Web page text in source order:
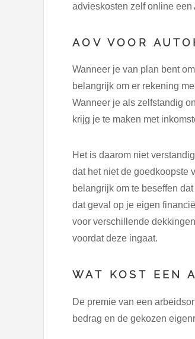
advieskosten zelf online een
AOV VOOR
Wanneer je van plan bent
belangrijk om er rekening
Wanneer je als zelfstandig
krijg je te maken met
Het is daarom niet
dat het niet de goedkoopste
belangrijk om te beseffen
dat geval op je eigen
voor verschillende
voordat deze ingaat.
WAT KOST EEN
De premie van een
bedrag en de gekozen